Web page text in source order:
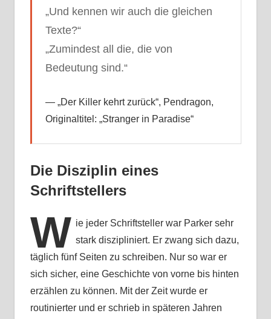
„Und kennen wir auch die gleichen
Texte?“
„Zumindest all die, die von
Bedeutung sind.“
„Der Killer kehrt zurück“, Pendragon,
Originaltitel: „Stranger in Paradise“
Die Disziplin eines
Schriftstellers
W ie jeder Schriftsteller war Parker sehr
stark diszipliniert. Er zwang sich dazu,
täglich fünf Seiten zu schreiben. Nur so war er
sich sicher, eine Geschichte von vorne bis hinten
erzählen zu können. Mit der Zeit wurde er
routinierter und er schrieb in späteren Jahren